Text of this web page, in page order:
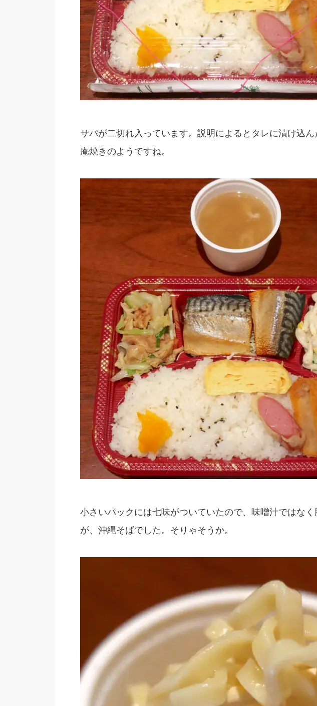
サバが二切れ入っています。説明によるとタレに漬け込
庵焼きのようですね。
小さいパックには七味がついていたので、味噌汁ではな
が、沖縄そばでした。そりゃそうか。